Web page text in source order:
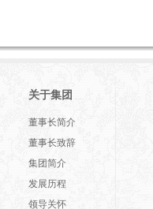
关于集团
董事长简介
董事长致辞
集团简介
发展历程
领导关怀